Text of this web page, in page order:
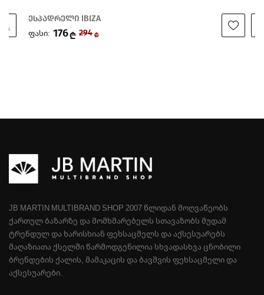
ესპადრელი IBIZA
ფასი: 176 ₾ 294 ₾
JB MARTIN MULTIBRAND SHOP 2007 ᲬᲚᲘᲓᲐᲜ ᲛᲝᲦᲕᲐᲬᲔᲝᲑᲡ
ᲥᲐᲠᲗᲣᲚ ᲑᲐᲖᲐᲠᲖᲔ ᲓᲐ ᲛᲝᲛᲮᲛᲐᲠᲔᲑᲔᲚᲡ ᲡᲗᲐᲕᲐᲖᲝᲑᲡ ᲛᲣᲓᲐᲛ
ᲢᲠᲔᲜᲓᲣᲚ ᲓᲐ ᲮᲐᲠᲘᲡᲮᲘᲐᲜ ᲤᲔᲮᲡᲐᲪᲛᲔᲚᲡ ᲓᲐ ᲐᲥᲡᲔᲡᲣᲐᲠᲔᲑᲡ
ᲛᲐᲦᲐᲖᲘᲐᲗᲐ ᲥᲡᲔᲚᲨᲘ ᲬᲐᲠᲛᲝᲓᲒᲔᲜᲘᲚᲘᲐ ᲡᲮᲕᲐᲓᲐᲡᲮᲕᲐ ᲪᲜᲝᲑᲘᲚᲘ
ᲑᲠᲔᲜᲓᲔᲑᲘᲡ ᲥᲐᲚᲘᲡ, ᲛᲐᲛᲐᲙᲐᲪᲘᲡ ᲓᲐ ᲑᲐᲕᲨᲕᲘᲡ ᲤᲔᲮᲡᲐᲪᲛᲔᲚᲘ ᲓᲐ
ᲐᲥᲡᲔᲡᲣᲐᲠᲔᲑᲘ.